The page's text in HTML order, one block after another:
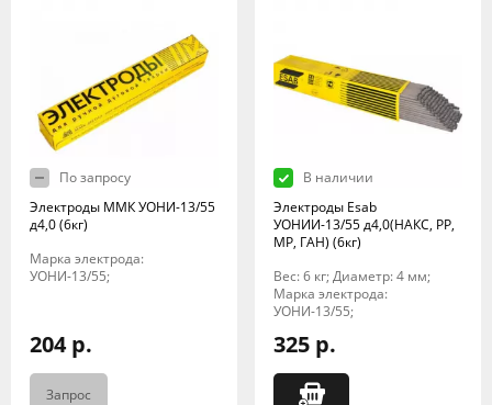
По запросу
Электроды ММК УОНИ-13/55
д4,0 (6кг)
Марка электрода:
УОНИ-13/55;
204 р.
Запрос
В наличии
Электроды Esab
УОНИИ-13/55 д4,0(НАКС, РР,
МР, ГАН) (6кг)
Вес: 6 кг; Диаметр: 4 мм;
Марка электрода:
УОНИ-13/55;
325 р.